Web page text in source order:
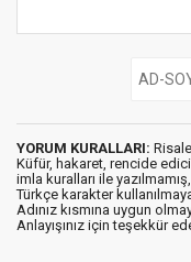
YORUM KURALLARI:
Küfür, hakaret, rencide
imla kuralları ile yazılmamış,
Türkçe karakter
Adınız kısmına uygun
Anlayışınız için teşekkür